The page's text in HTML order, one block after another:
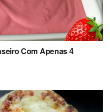
Com Apenas 4